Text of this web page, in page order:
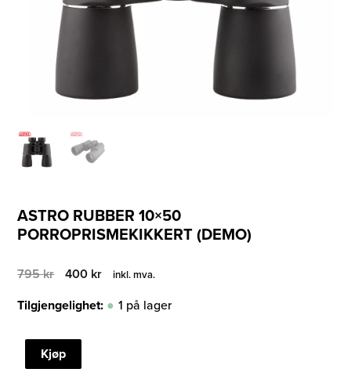
ASTRO RUBBER 10×50
PORROPRISMEKIKKERT (DEMO)
795kr
Opprinnelig
var:
795 kr.
400 kr
Nåværende
er:
400 kr.
inkl. mva.
Tilgjengelighet: 1 på lager
ASTRO
RUBBER
Kjøp